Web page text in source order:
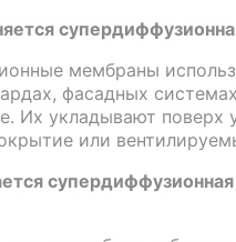
мембраны
фасадных
Их укладывают поверх
или